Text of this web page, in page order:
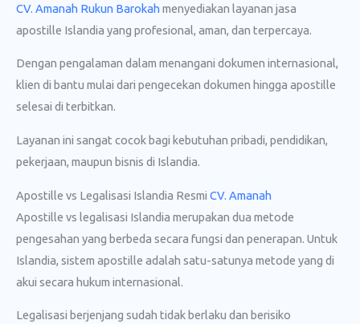
CV. Amanah Rukun Barokah menyediakan layanan jasa
apostille Islandia yang profesional, aman, dan terpercaya.
Dengan pengalaman dalam menangani dokumen internasional,
klien di bantu mulai dari pengecekan dokumen hingga apostille
selesai di terbitkan.
Layanan ini sangat cocok bagi kebutuhan pribadi, pendidikan,
pekerjaan, maupun bisnis di Islandia.
Apostille vs Legalisasi Islandia Resmi CV. Amanah
Apostille vs legalisasi Islandia merupakan dua metode
pengesahan yang berbeda secara fungsi dan penerapan. Untuk
Islandia, sistem apostille adalah satu-satunya metode yang di
akui secara hukum internasional.
Legalisasi berjenjang sudah tidak berlaku dan berisiko